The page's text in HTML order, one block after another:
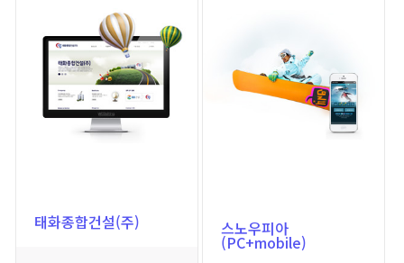
스노우피아
(PC+mobile)
태화종합건설(주)